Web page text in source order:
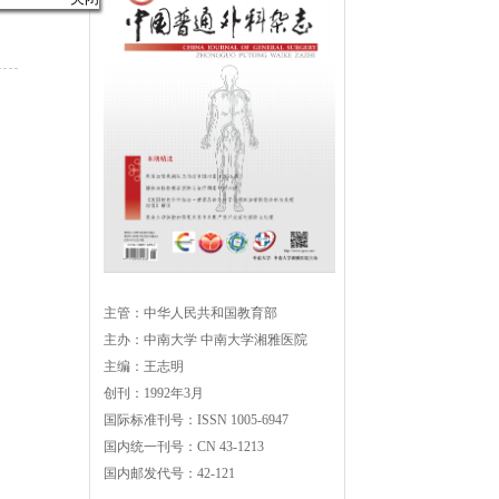
主管：中华人民共和国教育部
主办：中南大学 中南大学湘雅医院
主编：王志明
创刊：1992年3月
国际标准刊号：ISSN 1005-6947
国内统一刊号：CN 43-1213
国内邮发代号：42-121